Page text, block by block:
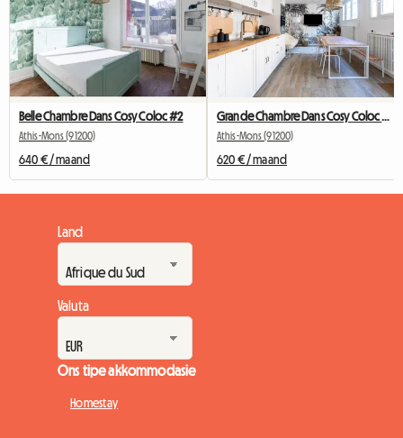
Belle Chambre Dans Cosy Coloc #2
Athis-Mons (91200)
640 € / maand
Athis-Mons (91200)
620 € / maand
Land
Valuta
Ons tipe akkommodasie
Homestay